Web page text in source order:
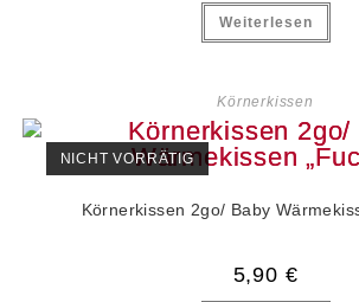
Weiterlesen
Körnerkissen
NICHT VORRÄTIG
Körnerkissen 2go/ Baby
5,90 €